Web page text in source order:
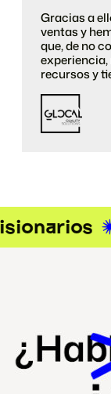
Gracias a
ventas y
que, de no
recursos y